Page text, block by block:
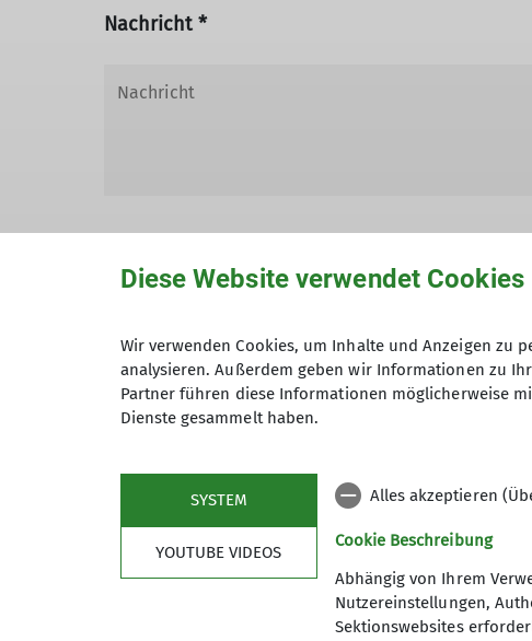
Nachricht *
Hiermit erkläre ich mich einverstanden,
Zweck der Kontaktaufnahme verarbeitet
Mit (*) markierte Felder sind Pflichtfelder
Diese Website verwendet Cookies
Wir verwenden Cookies, um Inhalte und Anzeigen zu
analysieren. Außerdem geben wir Informationen zu
Partner führen diese Informationen möglicherweise
Dienste gesammelt haben.
SYSTEM
YOUTUBE VIDEOS
Alles akzeptieren
Cookie Beschreibung
Abhängig von Ihrem
Nutzereinstellungen,
Sektionswebsites